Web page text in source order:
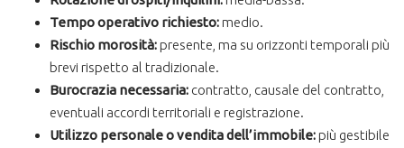
Tempo operativo richiesto:medio.
Rischio morosità:presente, ma su orizzonti temporali più
brevi rispetto al tradizionale.
Burocrazia necessaria: contratto, causale del contratto,
eventuali accordi territoriali e registrazione.
Utilizzo personale o vendita dell’immobile:più gestibile